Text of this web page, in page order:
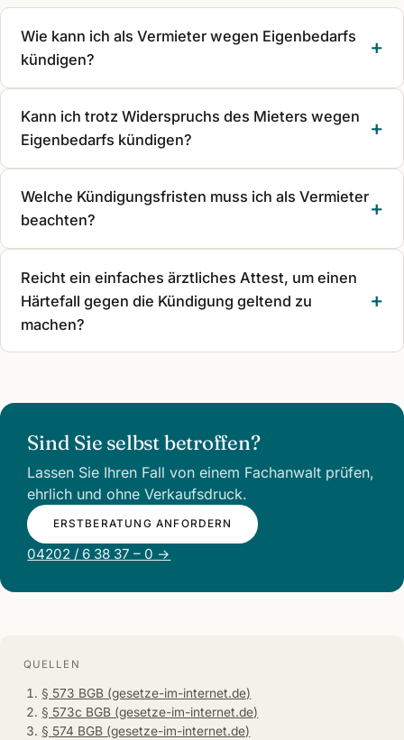
Wie kann ich als Vermieter wegen Eigenbedarfs
kündigen?
Kann ich trotz Widerspruchs des Mieters wegen
Eigenbedarfs kündigen?
Welche Kündigungsfristen muss ich als Vermieter
beachten?
Reicht ein einfaches ärztliches Attest, um einen
Härtefall gegen die Kündigung geltend zu
machen?
Sind Sie selbst betroffen?
Lassen Sie Ihren Fall von einem Fachanwalt prüfen,
ehrlich und ohne Verkaufsdruck.
ERSTBERATUNG ANFORDERN
04202 / 6 38 37 – 0 →
QUELLEN
§ 573 BGB (gesetze-im-internet.de)
§ 573c BGB (gesetze-im-internet.de)
§ 574 BGB (gesetze-im-internet.de)